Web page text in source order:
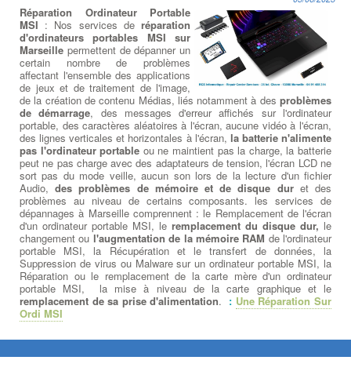
Réparation Ordinateur Portable
MSI : Nos services de réparation
d'ordinateurs portables MSI sur
Marseille permettent de dépanner un
certain nombre de problèmes
affectant l'ensemble des applications
de jeux et de traitement de l'image,
de la création de contenu Médias, liés notamment à des problèmes
de démarrage, des messages d'erreur affichés sur l'ordinateur
portable, des caractères aléatoires à l'écran, aucune vidéo à l'écran,
des lignes verticales et horizontales à l'écran, la batterie n'alimente
pas l'ordinateur portable ou ne maintient pas la charge, la batterie
peut ne pas charge avec des adaptateurs de tension, l'écran LCD ne
sort pas du mode veille, aucun son lors de la lecture d'un fichier
Audio,des problèmes de mémoire et de disque duret des
problèmes au niveau de certains composants. les services de
dépannages à Marseille comprennent : le Remplacement de l'écran
d'un ordinateur portable MSI, le remplacement du disque dur, le
changement ou l'augmentation de la mémoire RAM de l'ordinateur
portable MSI, la Récupération et le transfert de données, la
Suppression de virus ou Malware sur un ordinateur portable MSI, la
Réparation ou le remplacement de la carte mère d'un ordinateur
portable MSI, la mise à niveau de la carte graphique et le
remplacement de sa prise d'alimentation. : Une Réparation Sur
Ordi MSI